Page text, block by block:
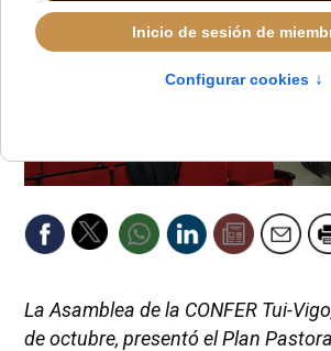
La Asamblea de la CONFER Tui-
de octubre, presentó el Plan